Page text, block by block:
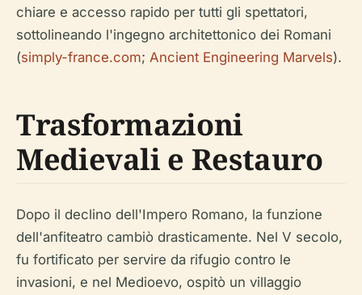
chiare e accesso rapido per tutti gli spettatori,
sottolineando l'ingegno architettonico dei Romani
(simply-france.com; Ancient Engineering Marvels).
Trasformazioni
Medievali e Restauro
Dopo il declino dell'Impero Romano, la funzione
dell'anfiteatro cambiò drasticamente. Nel V secolo,
fu fortificato per servire da rifugio contro le
invasioni, e nel Medioevo, ospitò un villaggio